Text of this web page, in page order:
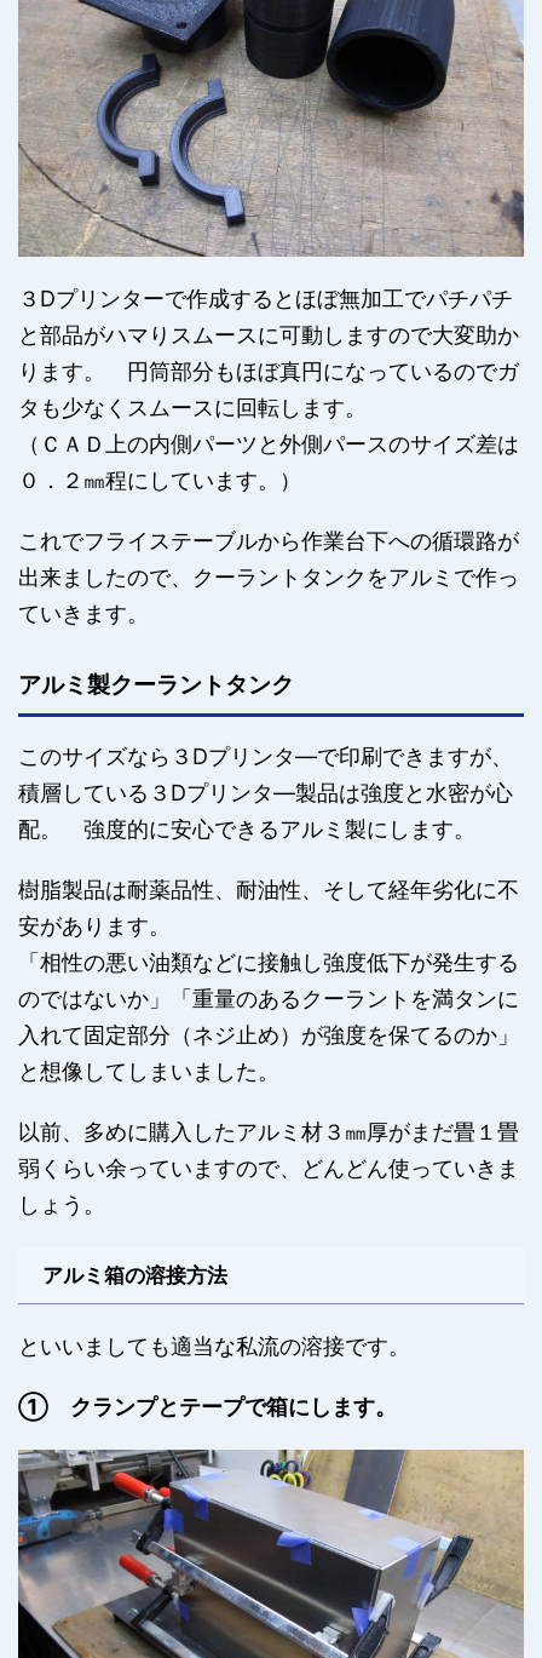
３Dプリンターで作成するとほぼ無加工でパチパチ
と部品がハマりスムースに可動しますので大変助か
ります。 円筒部分もほぼ真円になっているのでガ
タも少なくスムースに回転します。
（ＣＡＤ上の内側パーツと外側パースのサイズ差は
０．２㎜程にしています。）
これでフライステーブルから作業台下への循環路が
出来ましたので、クーラントタンクをアルミで作っ
ていきます。
アルミ製クーラントタンク
このサイズなら３Dプリンタ―で印刷できますが、
積層している３Dプリンタ―製品は強度と水密が心
配。 強度的に安心できるアルミ製にします。
樹脂製品は耐薬品性、耐油性、そして経年劣化に不
安があります。
「相性の悪い油類などに接触し強度低下が発生する
のではないか」「重量のあるクーラントを満タンに
入れて固定部分（ネジ止め）が強度を保てるのか」
と想像してしまいました。
以前、多めに購入したアルミ材３㎜厚がまだ畳１畳
弱くらい余っていますので、どんどん使っていきま
しょう。
アルミ箱の溶接方法
といいましても適当な私流の溶接です。
① クランプとテープで箱にします。